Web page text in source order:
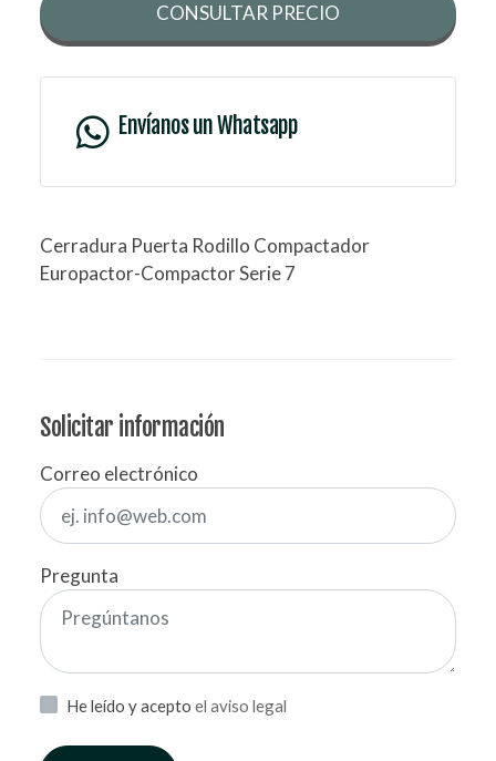
CONSULTAR PRECIO
Envíanos un Whatsapp
Cerradura Puerta Rodillo Compactador
Europactor-Compactor Serie 7
Solicitar información
Correo electrónico
Pregunta
He leído y acepto el aviso legal